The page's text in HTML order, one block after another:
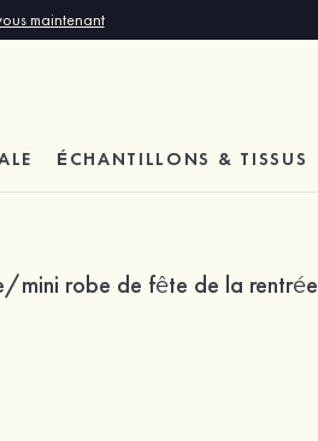
maintenant
ÉCHANTILLONS & TISSUS
mini robe de fête de la rentrée